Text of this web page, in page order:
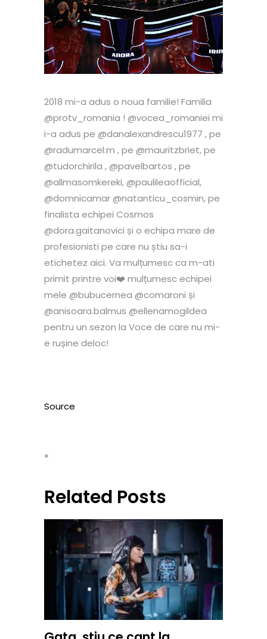
2018 mi-a adus o noua familie! Familia
@protv_romania ! @vocea_romaniei mi
i-a adus pe @danalexandrescu1977 , pe
@radumarcel.m , pe @mauritzbriet, pe
@tudorchirila , @pavelbartos , pe
@allmasomkereki, @paulileaofficial,
@domnicamar @natanticu_cosmin, pe
finalista echipei Cosmos
@dora.gaitanovici și o echipa mare de
profesionisti pe care nu știu sa-i
etichetez aici. Va mulțumesc ca m-ati
primit printre voi❤️ mulțumesc echipei
mele @bubucernea @comaroni și
@anisoara.balmus @ellenamogildea
pentru un sezon la Voce de care nu mi-
e rușine deloc!
Source
*
Related Posts